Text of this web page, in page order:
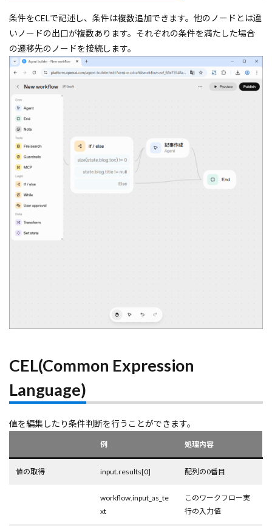
条件をCELで記述し、条件は複数追加できます。他のノードとは違
いノードの出口が複数あります。それぞれの条件を満たした場合
の遷移先のノードを接続します。
CEL(Common Expression
Language)
値を編集したり条件判断を行うことができます。
例 処理内容
値の取得 input.results[0] 配列の0番目
workflow.input_as_te
xt
このワークフロー実
行の入力値